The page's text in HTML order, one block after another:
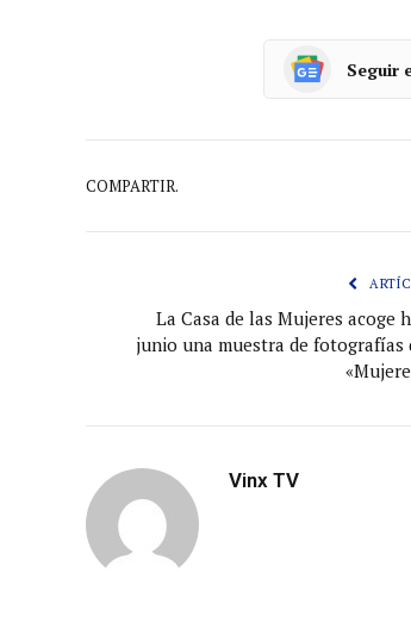
Seguir
COMPARTIR.
La Casa de las Mujeres acoge
junio una muestra de fotografías
Vinx TV